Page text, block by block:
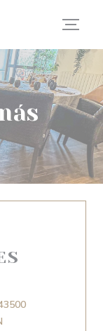
((otevře se v novém